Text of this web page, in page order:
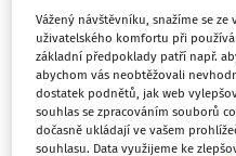
přihodil v roce 2018 v
malebného lázeňského
Popis události
Jednoho krásného letního
Vážený návštěvníku, snažíme se
uživatelského komfortu při
základní předpoklady patří např.
abychom vás neobtěžovali
dostatek podnětů, jak web
souhlas se zpracováním souborů
dočasně ukládají ve vašem
souhlasu. Data využijeme ke